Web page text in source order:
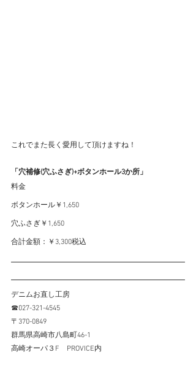
これでまた長く愛用して頂けますね！
「穴補修(穴ふさぎ)+ボタンホール3か所」
料金
ボタンホール￥1,650
穴ふさぎ￥1,650
合計金額：￥3,300税込
デニムお直し工房
☎027-321-4545
〒370-0849
群馬県高崎市八島町46-1
高崎オーパ３F　PROVICE内